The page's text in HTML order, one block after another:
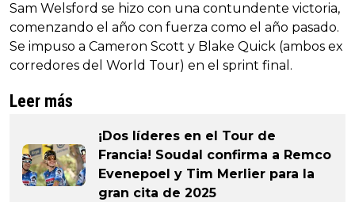
Sam Welsford se hizo con una contundente victoria,
comenzando el año con fuerza como el año pasado.
Se impuso a Cameron Scott y Blake Quick (ambos ex
corredores del World Tour) en el sprint final.
Leer más
¡Dos líderes en el Tour de
Francia! Soudal confirma a Remco
Evenepoel y Tim Merlier para la
gran cita de 2025